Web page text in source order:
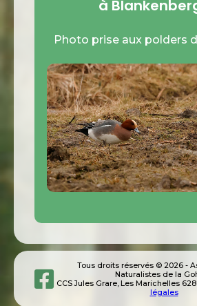
à
Photo prise aux polders
Tous droits réservés © 2026 -
Naturalistes de la
CCS Jules Grare, Les Marichelles
légales